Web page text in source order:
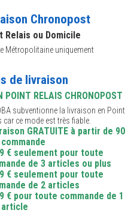
-
XL -
45
57 62
49
Chronopost
Relais ou Domicile
Métropolitaine uniquement
de livraison
POINT RELAIS CHRONOPOST
subventionne la livraison en Point
car ce mode est très fiable.
GRATUITE à partir de 90
€ seulement pour toute
de 3 articles ou plus
€ seulement pour toute
de 2 articles
€ pour toute commande de 1